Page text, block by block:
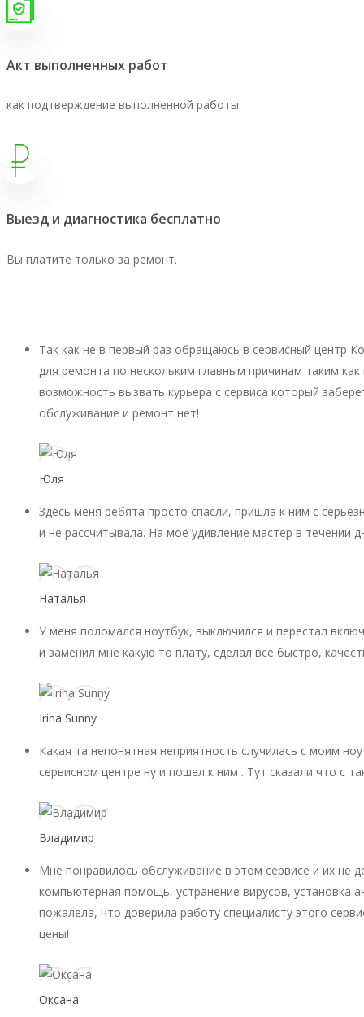
Акт выполненных работ
как подтверждение выполненной работы.
Выезд и диагностика бесплатно
Вы платите только за ремонт.
Так как не в первый раз обращаюсь в сервисный центр
для ремонта по нескольким главным причинам таким
возможность вызвать курьера с сервиса который
обслуживание и ремонт нет!
Юля
Здесь меня ребята просто спасли, пришла к ним с
и не рассчитывала. На моё удивление мастер в течении
Наталья
У меня поломался ноутбук, выключился и перестал
и заменил мне какую то плату, сделал все быстро,
Irina Sunny
Какая та непонятная неприятность случилась с моим
сервисном центре ну и пошел к ним . Тут сказали что с
Владимир
Мне понравилось обслуживание в этом сервисе и их не
компьютерная помощь, устранение вирусов, установка
пожалела, что доверила работу специалисту этого
цены!
Оксана